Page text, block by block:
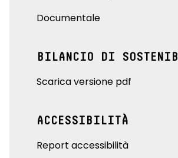
Documentale
BILANCIO DI
Scarica versione pdf
ACCESSIBILITÀ
Report accessibilità